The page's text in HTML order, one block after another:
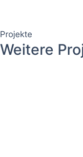
Projekte
Weitere